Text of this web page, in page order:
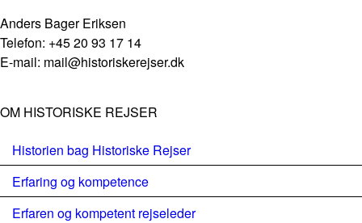
Anders Bager Eriksen
Telefon: +45 20 93 17 14
E-mail: mail@historiskerejser.dk
OM HISTORISKE REJSER
Historien bag Historiske Rejser
Erfaring og kompetence
Erfaren og kompetent rejseleder